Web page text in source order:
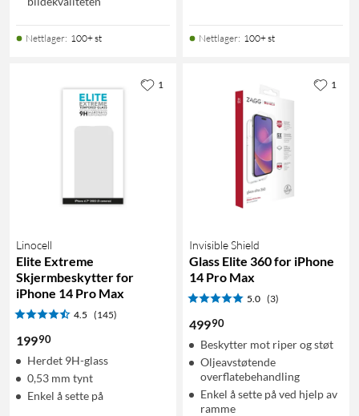
Nettlager: 100+ st Nettlager: 100+ st
Linocell
Elite Extreme
Skjermbeskytter for
iPhone 14 Pro Max
4.5 (145)
19990
Herdet 9H-glass
0,53 mm tynt
Enkel å sette på
1
Invisible Shield
Glass Elite 360 for iPhone
14 Pro Max
5.0 (3)
49990
Beskytter mot riper og støt
Oljeavstøtende
overflatebehandling
Enkel å sette på ved hjelp av
ramme
1